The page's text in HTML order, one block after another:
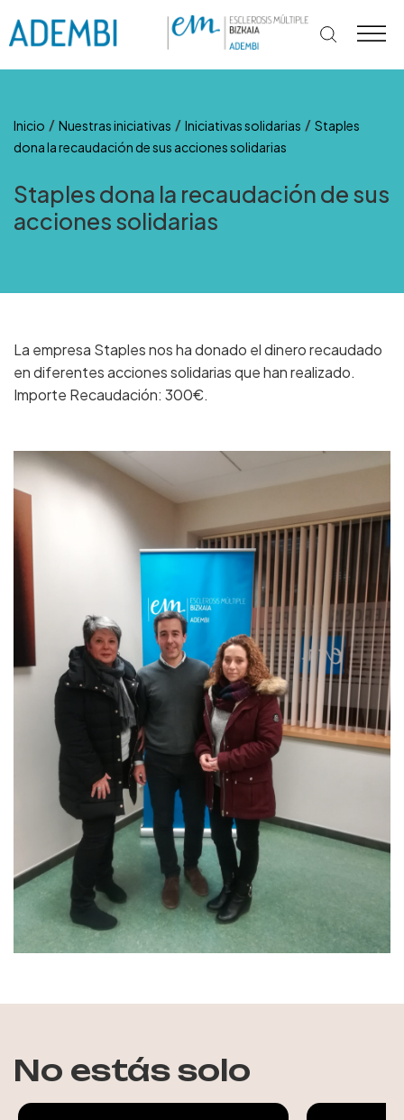
al
Inicio / Nuestras iniciativas / Iniciativas solidarias / Staples
dona la recaudación de sus acciones solidarias
Staples dona la recaudación de sus
acciones solidarias
La empresa Staples nos ha donado el dinero recaudado
en diferentes acciones solidarias que han realizado.
Importe Recaudación: 300€.
No estás solo